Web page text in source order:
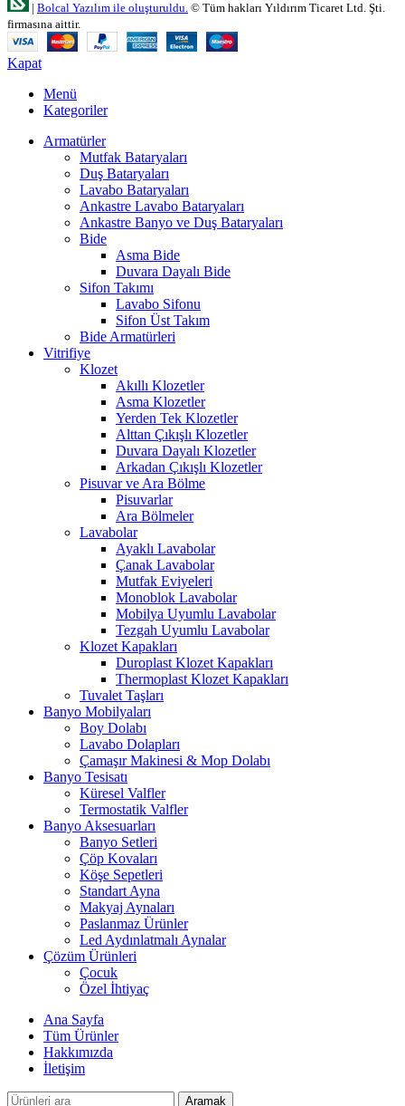
| Bolcal Yazılım ile oluşturuldu. © Tüm hakları Yıldırım Ticaret Ltd. Şti.
firmasına aittir.
Kapat
Menü
Kategoriler
Armatürler
Mutfak Bataryaları
Duş Bataryaları
Lavabo Bataryaları
Ankastre Lavabo Bataryaları
Ankastre Banyo ve Duş Bataryaları
Bide
Asma Bide
Duvara Dayalı Bide
Sifon Takımı
Lavabo Sifonu
Sifon Üst Takım
Bide Armatürleri
Vitrifiye
Klozet
Akıllı Klozetler
Asma Klozetler
Yerden Tek Klozetler
Alttan Çıkışlı Klozetler
Duvara Dayalı Klozetler
Arkadan Çıkışlı Klozetler
Pisuvar ve Ara Bölme
Pisuvarlar
Ara Bölmeler
Lavabolar
Ayaklı Lavabolar
Çanak Lavabolar
Mutfak Eviyeleri
Monoblok Lavabolar
Mobilya Uyumlu Lavabolar
Tezgah Uyumlu Lavabolar
Klozet Kapakları
Duroplast Klozet Kapakları
Thermoplast Klozet Kapakları
Tuvalet Taşları
Banyo Mobilyaları
Boy Dolabı
Lavabo Dolapları
Çamaşır Makinesi & Mop Dolabı
Banyo Tesisatı
Küresel Valfler
Termostatik Valfler
Banyo Aksesuarları
Banyo Setleri
Çöp Kovaları
Köşe Sepetleri
Standart Ayna
Makyaj Aynaları
Paslanmaz Ürünler
Led Aydınlatmalı Aynalar
Çözüm Ürünleri
Çocuk
Özel İhtiyaç
Ana Sayfa
Tüm Ürünler
Hakkımızda
İletişim
Aramak